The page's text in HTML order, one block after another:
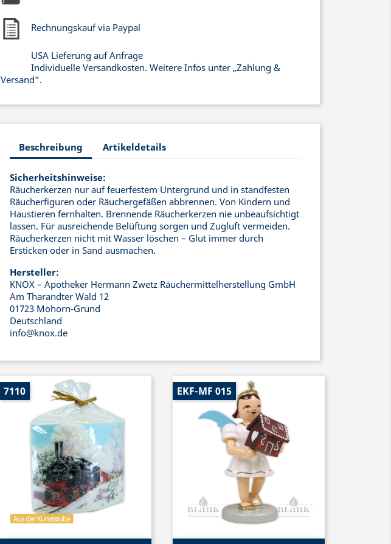
Rechnungskauf via Paypal
USA Lieferung auf Anfrage
Individuelle Versandkosten. Weitere Infos unter „Zahlung &
Versand“.
Beschreibung Artikeldetails
Sicherheitshinweise:
Räucherkerzen nur auf feuerfestem Untergrund und in standfesten
Räucherfiguren oder Räuchergefäßen abbrennen. Von Kindern und
Haustieren fernhalten. Brennende Räucherkerzen nie unbeaufsichtigt
lassen. Für ausreichende Belüftung sorgen und Zugluft vermeiden.
Räucherkerzen nicht mit Wasser löschen – Glut immer durch
Ersticken oder in Sand ausmachen.
Hersteller:
KNOX – Apotheker Hermann Zwetz Räuchermittelherstellung GmbH
Am Tharandter Wald 12
01723 Mohorn-Grund
Deutschland
info@knox.de
7110 EKF-MF 015